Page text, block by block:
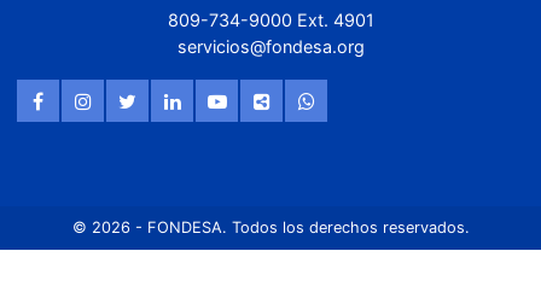
809-734-9000 Ext. 4901
servicios@fondesa.org
© 2026 - FONDESA. Todos los derechos reservados.